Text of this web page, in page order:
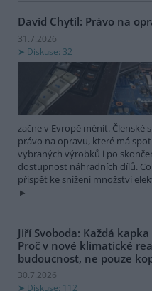
David Chytil: Právo na
31.7.2026
Diskuse: 32
začne v Evropě měnit.
právo na opravu, které má
vybraných výrobků i po
dostupnost náhradních dílů.
přispět ke snížení množství
Jiří Svoboda: Každá
Proč v nové klimatické
budoucnost, ne pouze
30.7.2026
Diskuse: 112